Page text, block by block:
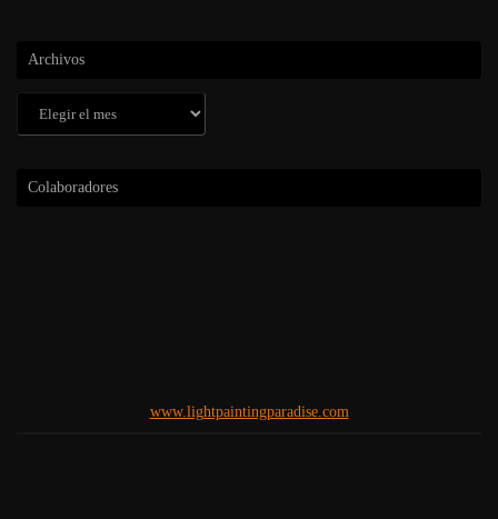
Archivos
Colaboradores
www.lightpaintingparadise.com